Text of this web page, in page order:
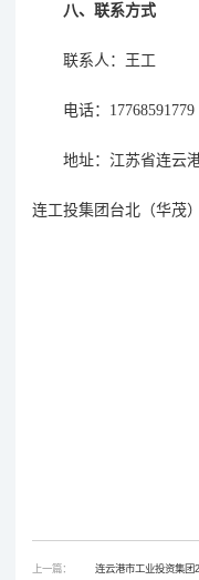
八、 联系方式
联系人： 王工
电话： 17768591779
地址： 江苏省连云
连工投集团台北（华茂
上一篇： 连云港市工业投资集团